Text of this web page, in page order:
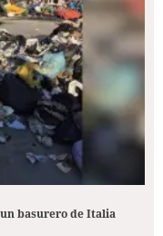
basurero de Italia